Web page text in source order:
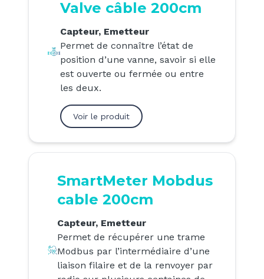
Valve câble 200cm
Capteur, Emetteur
Permet de connaître l’état de
position d’une vanne, savoir si elle
est ouverte ou fermée ou entre
les deux.
Voir le produit
SmartMeter Mobdus
cable 200cm
Capteur, Emetteur
Permet de récupérer une trame
Modbus par l’intermédiaire d’une
liaison filaire et de la renvoyer par